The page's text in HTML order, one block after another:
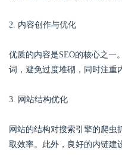
2. 内容创作与优化
优质的内容是SEO的核心之一
词，避免过度堆砌，同时注重
3. 网站结构优化
网站的结构对搜索引擎的爬
取效率。此外，良好的内链建